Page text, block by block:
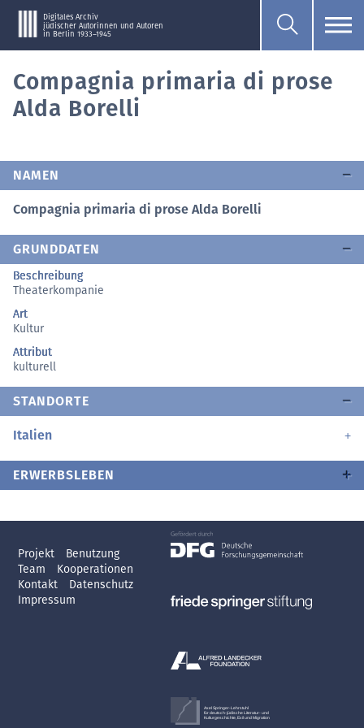
Digitales Archiv
jüdischer Autorinnen und Autoren
in Berlin 1933–1945
Compagnia primaria di prose
Alda Borelli
NAMEN
Compagnia primaria di prose Alda Borelli
GRUNDDATEN
Beschreibung
Theaterkompanie
Art
Kultur
Attribut
kulturell
STANDORTE
Italien
ERWERBSLEBEN
Projekt
Benutzung
Team
Kooperationen
Kontakt
Datenschutz
Impressum
Axel Springer-Lehrstuhl
für deutsch-jüdische Literatur- und
Kulturgeschichte, Exil und Migration